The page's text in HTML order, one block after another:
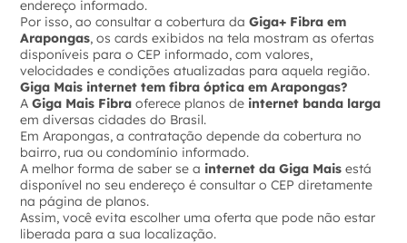
endereço informado.
Por isso, ao consultar a cobertura daGiga+ Fibra em
Arapongas, os cards exibidos na tela mostram as ofertas
disponíveis para o CEP informado, com valores,
velocidades e condições atualizadas para aquela região.
Giga Mais internet tem fibra óptica em Arapongas?
AGiga Mais Fibra oferece planos de internet banda larga
em diversas cidades do Brasil.
Em Arapongas, a contratação depende da cobertura no
bairro, rua ou condomínio informado.
A melhor forma de saber se a internet da Giga Mais está
disponível no seu endereço é consultar o CEP diretamente
na página de planos.
Assim, você evita escolher uma oferta que pode não estar
liberada para a sua localização.